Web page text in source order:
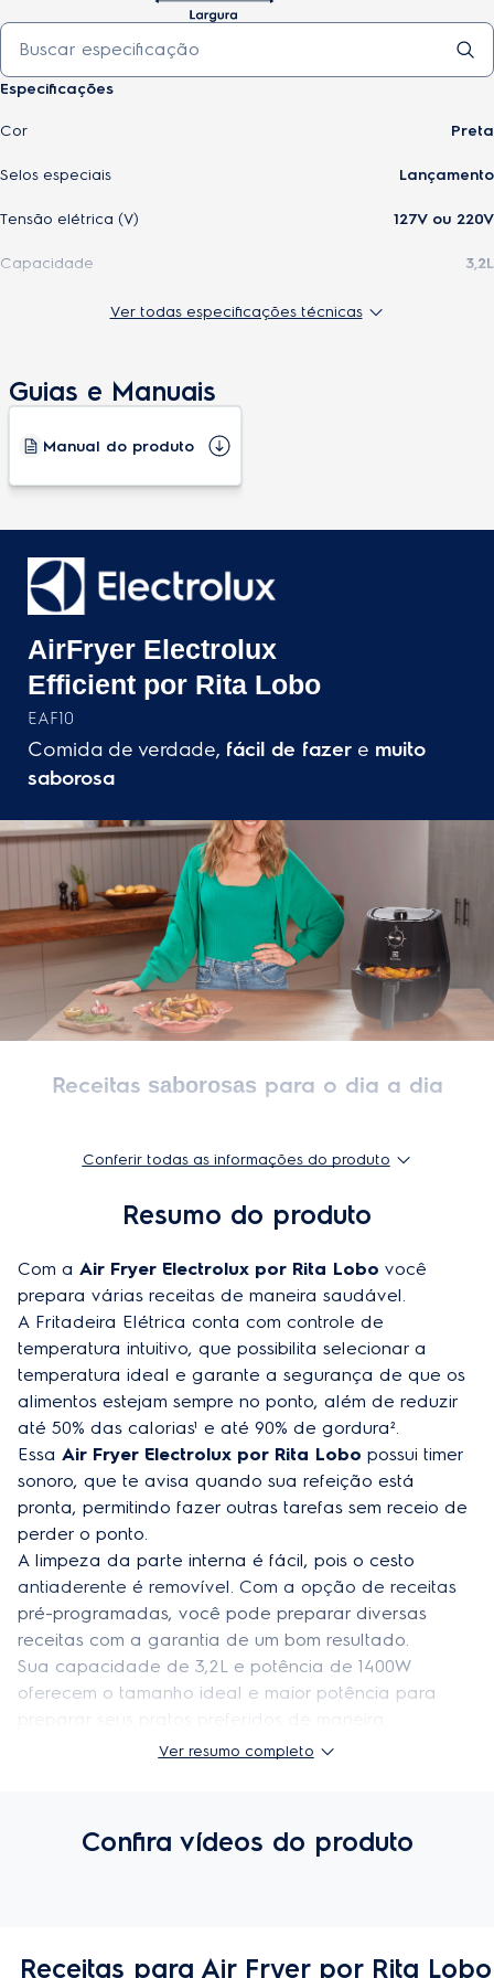
Especificações
Cor Preta
Selos especiais Lançamento
Tensão elétrica (V) 127V ou 220V
Capacidade 3,2L
Cesto antiaderente
Capacidade total do cesto (L)
Especificações técnicas
Altura do produto
Largura do produto
Profundidade do produto
Potência (W)
Origem
Garantia do produto
Altura do produto embalado
Peso do produto embalado 6,0 kg
Profundidade do produto embalado 32,3 cm
Timer (min) 30
7896347181624
Ver todas especificações técnicas
Guias e Manuais
Manual do produto
Conferir todas as informações do produto
Resumo do produto
Com a Air Fryer Electrolux por Rita Lobo você
prepara várias receitas de maneira saudável.
A Fritadeira Elétrica conta com controle de
temperatura intuitivo, que possibilita selecionar a
temperatura ideal e garante a segurança de que os
alimentos estejam sempre no ponto, além de reduzir
até 50% das calorias¹ e até 90% de gordura².
Essa Air Fryer Electrolux por Rita Lobo possui timer
sonoro, que te avisa quando sua refeição está
pronta, permitindo fazer outras tarefas sem receio de
perder o ponto.
A limpeza da parte interna é fácil, pois o cesto
antiaderente é removível. Com a opção de receitas
pré-programadas, você pode preparar diversas
receitas com a garantia de um bom resultado.
Sua capacidade de 3,2L e potência de 1400W
oferecem o tamanho ideal e maior potência para
preparar seus pratos preferidos de maneira
preparados sempre na temperatura correta.
Ver resumo completo
Confira vídeos do produto
Receitas para Air Fryer por Rita Lobo